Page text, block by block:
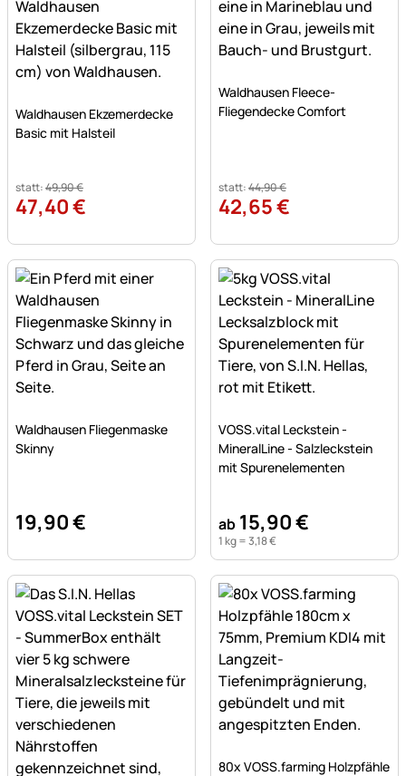
Noch keine Bewertungen abgegeben
Waldhausen Ekzemerdecke
Basic mit Halsteil
statt:49,90€
47,40€
Waldhausen Fleece-
Fliegendecke Comfort
statt:44,90€
42,65€
Waldhausen Fliegenmaske
Skinny
19,90€
VOSS.vital Leckstein -
MineralLine - Salzleckstein
mit Spurenelementen
ab 15,90€
1 kg =3,18€
80x VOSS.farming Holzpfähle